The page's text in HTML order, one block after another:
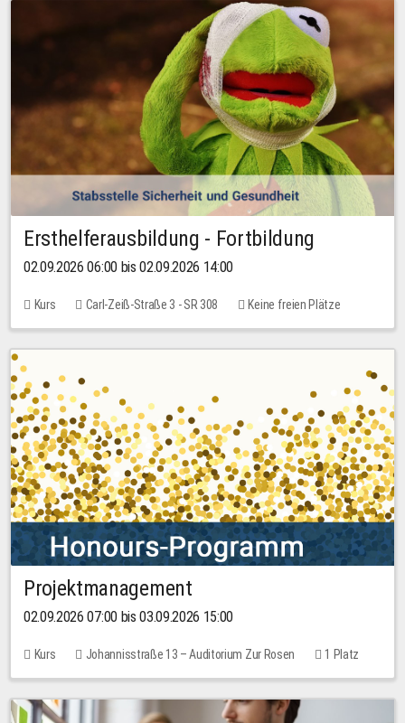
Ersthelferausbildung - Fortbildung
02.09.2026 06:00 bis 02.09.2026 14:00
Kurs Carl-Zeiß-Straße 3 - SR 308 Keine freien Plätze
Projektmanagement
02.09.2026 07:00 bis 03.09.2026 15:00
Kurs Johannisstraße 13 – Auditorium Zur Rosen 1 Platz